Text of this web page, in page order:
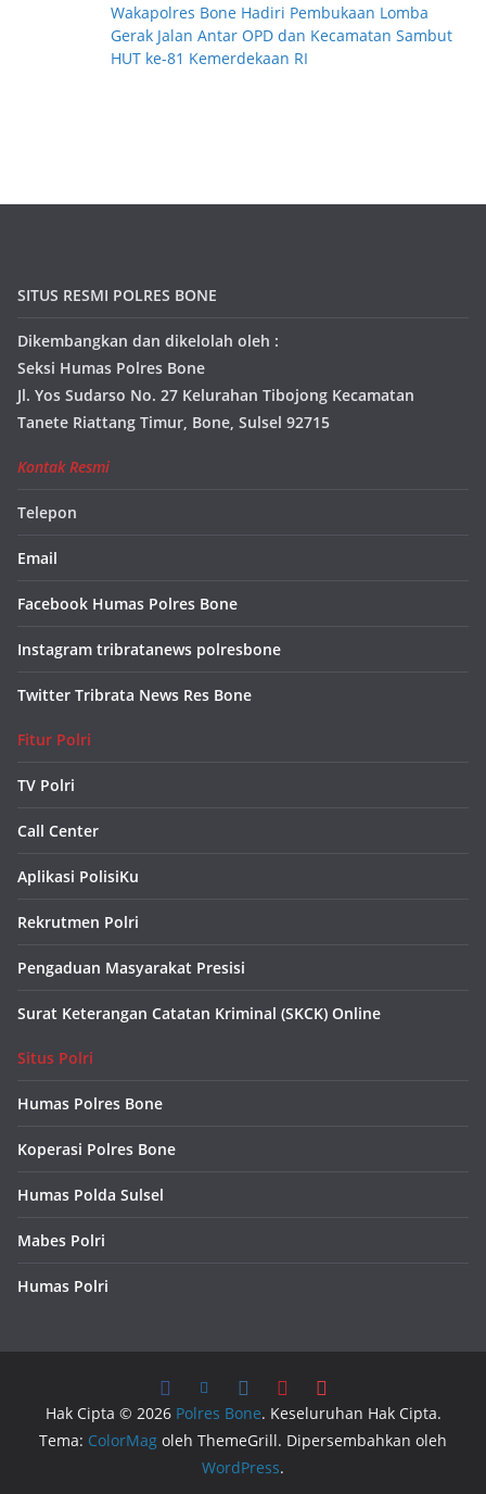
Wakapolres Bone Hadiri Pembukaan Lomba
Gerak Jalan Antar OPD dan Kecamatan Sambut
HUT ke-81 Kemerdekaan RI
SITUS RESMI POLRES BONE
Dikembangkan dan dikelolah oleh :
Seksi Humas Polres Bone
Jl. Yos Sudarso No. 27 Kelurahan Tibojong Kecamatan
Tanete Riattang Timur, Bone, Sulsel 92715
Kontak Resmi
Telepon
Email
Facebook Humas Polres Bone
Instagram tribratanews polresbone
Twitter Tribrata News Res Bone
Fitur Polri
TV Polri
Call Center
Aplikasi PolisiKu
Rekrutmen Polri
Pengaduan Masyarakat Presisi
Surat Keterangan Catatan Kriminal (SKCK) Online
Situs Polri
Humas Polres Bone
Koperasi Polres Bone
Humas Polda Sulsel
Mabes Polri
Humas Polri
Hak Cipta © 2026 Polres Bone. Keseluruhan Hak Cipta.
Tema: ColorMag oleh ThemeGrill. Dipersembahkan oleh
WordPress.